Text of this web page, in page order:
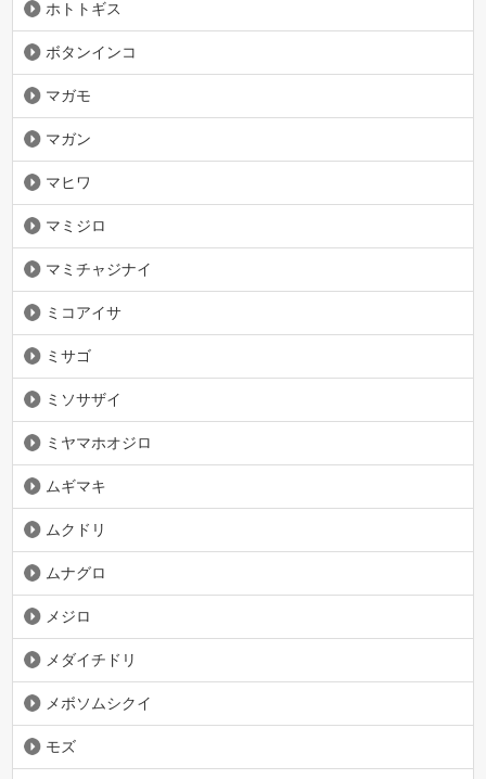
ホトトギス
ボタンインコ
マガモ
マガン
マヒワ
マミジロ
マミチャジナイ
ミコアイサ
ミサゴ
ミソサザイ
ミヤマホオジロ
ムギマキ
ムクドリ
ムナグロ
メジロ
メダイチドリ
メボソムシクイ
モズ